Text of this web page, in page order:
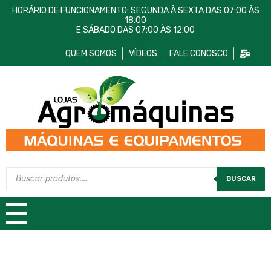
HORÁRIO DE FUNCIONAMENTO: SEGUNDA À SEXTA DAS 07:00 ÀS
18:00
E SÁBADO DAS 07:00 ÀS 12:00
QUEM SOMOS VÍDEOS FALE CONOSCO
BUSCAR